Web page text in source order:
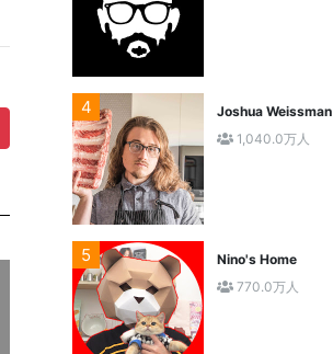
4
Joshua Weissman
1,040.0万人
5
Nino's Home
770.0万人